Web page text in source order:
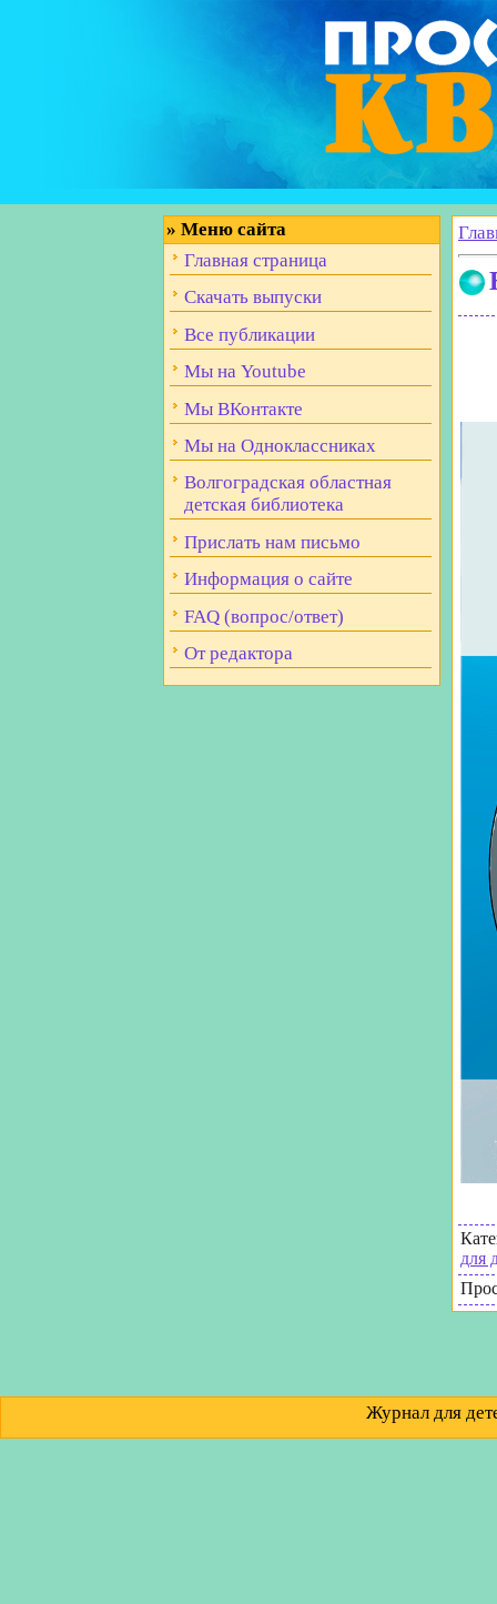
» Меню сайта
Главная страница
Скачать выпуски
Все публикации
Мы на Youtube
Мы ВКонтакте
Мы на Одноклассниках
Волгоградская областная
детская библиотека
Прислать нам письмо
Информация о сайте
FAQ (вопрос/ответ)
От редактора
для
Журнал для